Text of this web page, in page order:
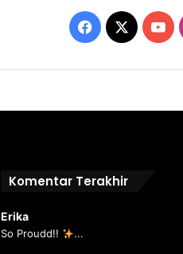
Facebook
X
Komentar Terakhir
Erika
So Proudd!! ...